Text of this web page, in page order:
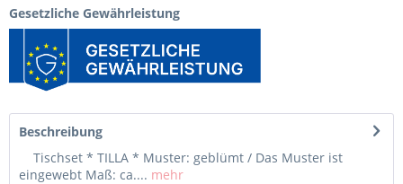
Gesetzliche Gewährleistung
Beschreibung
Tischset * TILLA * Muster: geblümt / Das Muster ist
eingewebt Maß: ca.... mehr